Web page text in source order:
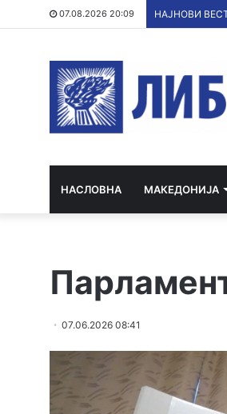
07.08.2026 20:09 НАЈНОВИ
НАСЛОВНА МАКЕДОНИЈА
07.06.2026 08:41